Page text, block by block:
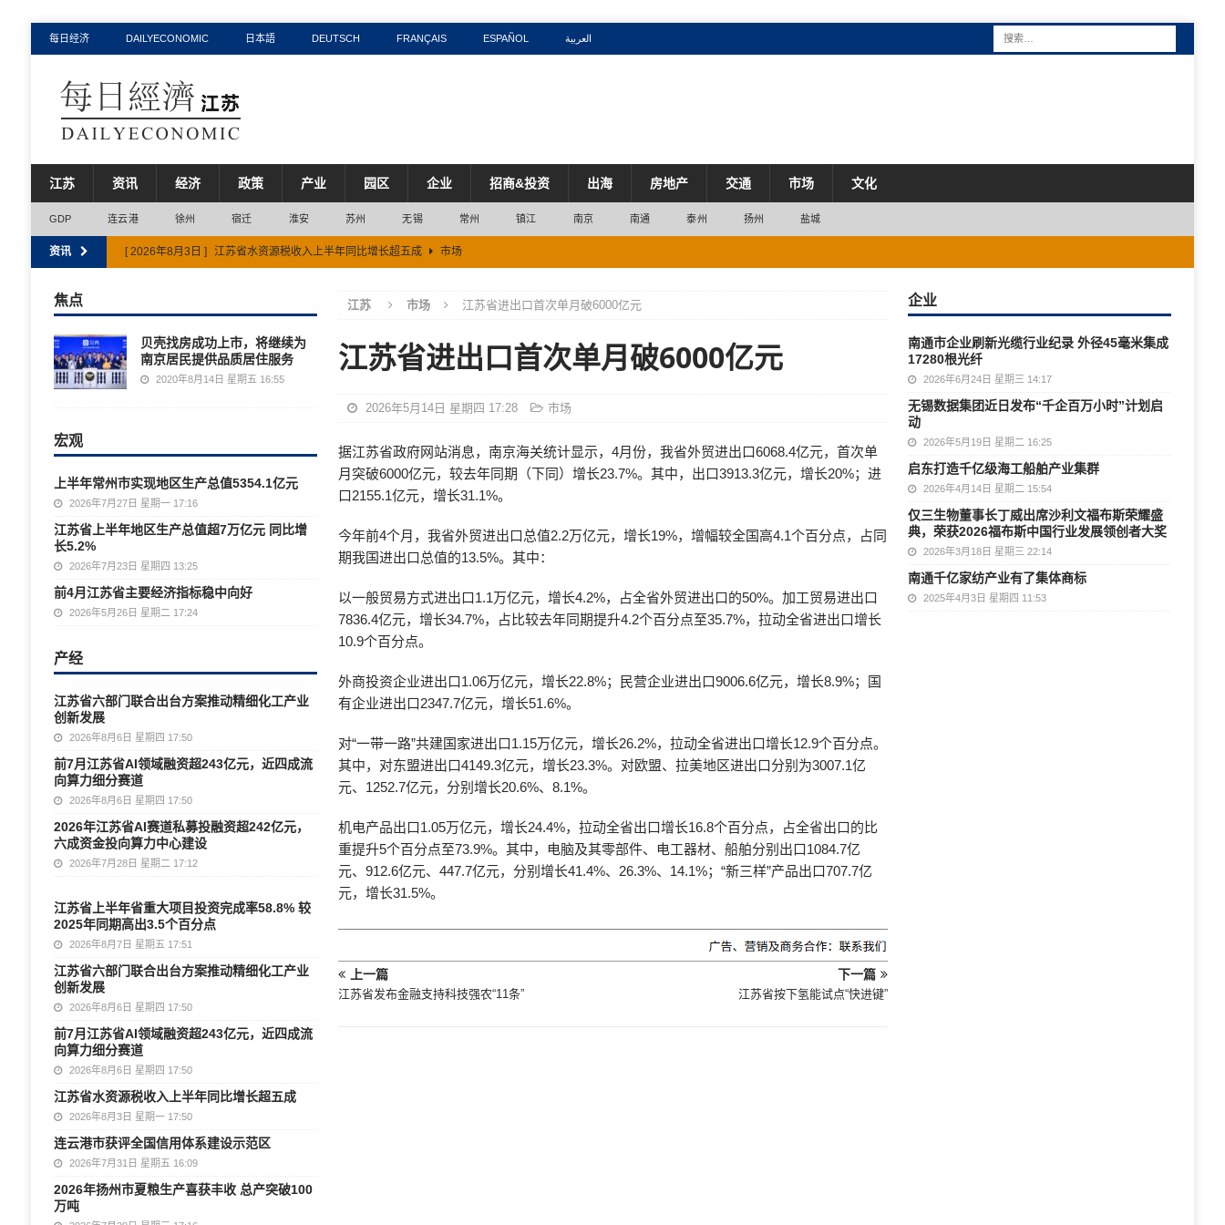
每日经济 DAILYECONOMIC 日本語 DEUTSCH FRANÇAIS ESPAÑOL العربية
江苏 资讯 经济 政策 产业 园区 企业 招商&投资 出海 房地产 交通 市场 文化
GDP 连云港 徐州 宿迁 淮安 苏州 无锡 常州 镇江 南京 南通 泰州 扬州 盐城
资讯 [ 2026年8月3日 ] 江苏省水资源税收入上半年同比增长超五成 市场
[ 2026年8月7日 ] 江苏省上半年省重大项目投资完成率58.8% 较2025年同期高出3.5个百分点 市场
[ 2026年8月6日 ] 江苏省六部门联合出台方案推动精细化工产业创新发展 产业
[ 2026年8月6日 ] 前7月江苏省AI领域融资超243亿元，近四成流向算力细分赛道 产业
江苏 市场 江苏省进出口首次单月破6000亿元
江苏省进出口首次单月破6000亿元
2026年5月14日 星期四 17:28 市场
据江苏省政府网站消息，南京海关统计显示，4月份，我省外贸进出口6068.4亿元，首次单
月突破6000亿元，较去年同期（下同）增长23.7%。其中，出口3913.3亿元，增长20%；进
口2155.1亿元，增长31.1%。
今年前4个月，我省外贸进出口总值2.2万亿元，增长19%，增幅较全国高4.1个百分点，占同
期我国进出口总值的13.5%。其中：
以一般贸易方式进出口1.1万亿元，增长4.2%，占全省外贸进出口的50%。加工贸易进出口
7836.4亿元，增长34.7%，占比较去年同期提升4.2个百分点至35.7%，拉动全省进出口增长
10.9个百分点。
外商投资企业进出口1.06万亿元，增长22.8%；民营企业进出口9006.6亿元，增长8.9%；国
有企业进出口2347.7亿元，增长51.6%。
对“一带一路”共建国家进出口1.15万亿元，增长26.2%，拉动全省进出口增长12.9个百分点。
其中，对东盟进出口4149.3亿元，增长23.3%。对欧盟、拉美地区进出口分别为3007.1亿
元、1252.7亿元，分别增长20.6%、8.1%。
机电产品出口1.05万亿元，增长24.4%，拉动全省出口增长16.8个百分点，占全省出口的比
重提升5个百分点至73.9%。其中，电脑及其零部件、电工器材、船舶分别出口1084.7亿
元、912.6亿元、447.7亿元，分别增长41.4%、26.3%、14.1%；“新三样”产品出口707.7亿
元，增长31.5%。
上一篇
江苏省发布金融支持科技强农“11条”
下一篇
江苏省按下氢能试点“快进键”
焦点
贝壳找房成功上市，将继续为
南京居民提供品质居住服务
2020年8月14日 星期五 16:55
宏观
上半年常州市实现地区生产总值5354.1亿元
2026年7月27日 星期一 17:16
江苏省上半年地区生产总值超7万亿元 同比增
长5.2%
2026年7月23日 星期四 13:25
前4月江苏省主要经济指标稳中向好
2026年5月26日 星期二 17:24
产经
江苏省六部门联合出台方案推动精细化工产业
创新发展
2026年8月6日 星期四 17:50
前7月江苏省AI领域融资超243亿元，近四成流
向算力细分赛道
2026年8月6日 星期四 17:50
2026年江苏省AI赛道私募投融资超242亿元，
六成资金投向算力中心建设
2026年7月28日 星期二 17:12
江苏省上半年省重大项目投资完成率58.8% 较
2025年同期高出3.5个百分点
2026年8月7日 星期五 17:51
江苏省六部门联合出台方案推动精细化工产业
创新发展
2026年8月6日 星期四 17:50
前7月江苏省AI领域融资超243亿元，近四成流
向算力细分赛道
2026年8月6日 星期四 17:50
江苏省水资源税收入上半年同比增长超五成
2026年8月3日 星期一 17:50
连云港市获评全国信用体系建设示范区
2026年7月31日 星期五 16:09
2026年扬州市夏粮生产喜获丰收 总产突破100
万吨
企业
南通市企业刷新光缆行业纪录 外径45毫米集成
17280根光纤
2026年6月24日 星期三 14:17
无锡数据集团近日发布“千企百万小时”计划启
动
2026年5月19日 星期二 16:25
启东打造千亿级海工船舶产业集群
2026年4月14日 星期二 15:54
仅三生物董事长丁威出席沙利文福布斯荣耀盛
典，荣获2026福布斯中国行业发展领创者大奖
2026年3月18日 星期三 22:14
南通千亿家纺产业有了集体商标
2025年4月3日 星期四 11:53